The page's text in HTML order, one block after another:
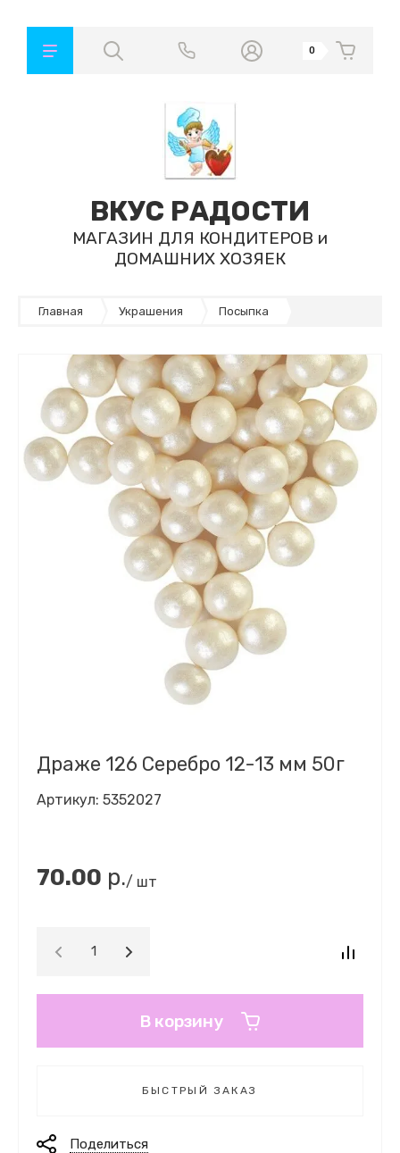
ВКУС РАДОСТИ
МАГАЗИН ДЛЯ КОНДИТЕРОВ и
ДОМАШНИХ ХОЗЯЕК
0
Главная Украшения Посыпка
Драже 126 Серебро 12-13 мм 50г
Артикул: 5352027
70.00 р./ шт
В корзину
БЫСТРЫЙ ЗАКАЗ
Поделиться